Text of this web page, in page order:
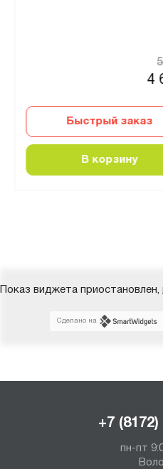
4
Быстрый заказ
В корзину
Показ виджета приостановлен,
Сделано на
+7
пн-пт